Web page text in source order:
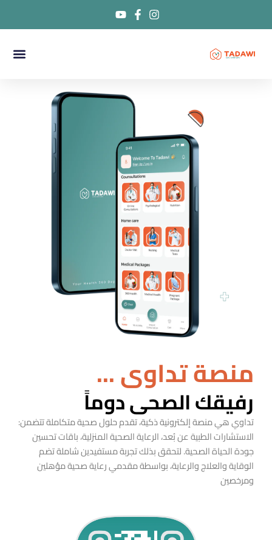
منصة تداوي ...
رفيقك الصحي دوماً
تداوي هي منصة إلكترونية ذكية، تقدم حلول صحية متكاملة تتضمن:
الاستشارات الطبية عن بُعد، الرعاية الصحية المنزلية، باقات تحسين
جودة الحياة الصحية. لتحقق بذلك تجربة مستفيدين شاملة تضم
الوقاية والعلاج والرعاية، بواسطة مقدمي رعاية صحية مؤهلين
ومرخصين